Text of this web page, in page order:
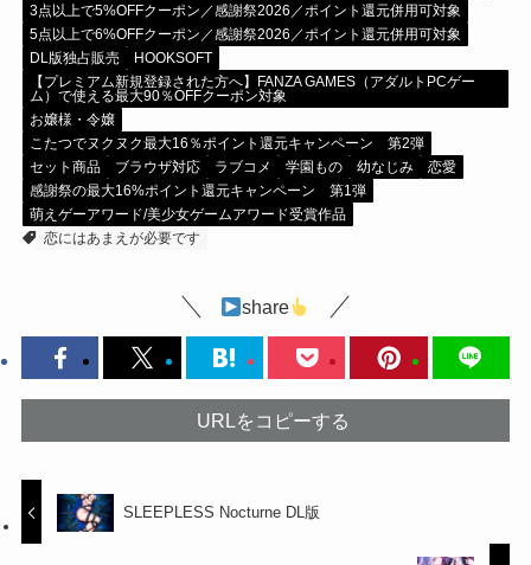
3点以上で5%OFFクーポン／感謝祭2026／ポイント還元併用可対象
5点以上で6%OFFクーポン／感謝祭2026／ポイント還元併用可対象
DL版独占販売
HOOKSOFT
【プレミアム新規登録された方へ】FANZA GAMES（アダルトPCゲー
ム）で使える最大90％OFFクーポン対象
お嬢様・令嬢
こたつでヌクヌク最大16％ポイント還元キャンペーン 第2弾
セット商品
ブラウザ対応 ラブコメ 学園もの 幼なじみ
恋愛
感謝祭の最大16%ポイント還元キャンペーン 第1弾
萌えゲーアワード/美少女ゲームアワード受賞作品
恋にはあまえが必要です
share
URLをコピーする
SLEEPLESS Nocturne DL版